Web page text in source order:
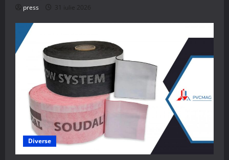
press 31 iulie 2026
Diverse